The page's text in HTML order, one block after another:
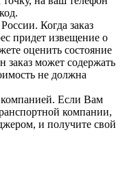
Когда заказ
придет извещение о
оценить состояние
заказ может содержать
не должна
Если Вам
компании,
и получите свой